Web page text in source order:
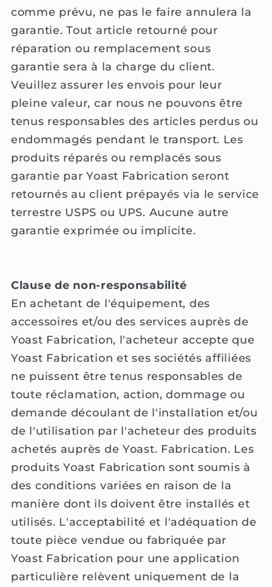
comme prévu, ne pas le faire annulera la
garantie. Tout article retourné pour
réparation ou remplacement sous
garantie sera à la charge du client.
Veuillez assurer les envois pour leur
pleine valeur, car nous ne pouvons être
tenus responsables des articles perdus ou
endommagés pendant le transport. Les
produits réparés ou remplacés sous
garantie par Yoast Fabrication seront
retournés au client prépayés via le service
terrestre USPS ou UPS. Aucune autre
garantie exprimée ou implicite.
Clause de non-responsabilité
En achetant de l'équipement, des
accessoires et/ou des services auprès de
Yoast Fabrication, l'acheteur accepte que
Yoast Fabrication et ses sociétés affiliées
ne puissent être tenus responsables de
toute réclamation, action, dommage ou
demande découlant de l'installation et/ou
de l'utilisation par l'acheteur des produits
achetés auprès de Yoast. Fabrication. Les
produits Yoast Fabrication sont soumis à
des conditions variées en raison de la
manière dont ils doivent être installés et
utilisés. L'acceptabilité et l'adéquation de
toute pièce vendue ou fabriquée par
Yoast Fabrication pour une application
particulière relèvent uniquement de la